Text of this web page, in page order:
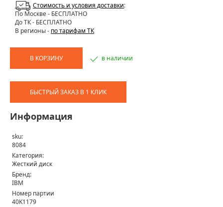
Стоимость и условия доставки:
По Москве- БЕСПЛАТНО
До ТК - БЕСПЛАТНО
В регионы - по тарифам ТК
В КОРЗИНУ в наличии
БЫСТРЫЙ ЗАКАЗ В 1 КЛИК
Информация
sku:
8084
Категория:
Жесткий диск
Бренд:
IBM
Номер партии
40K1179